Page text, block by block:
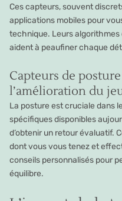
Ces capteurs, souvent
applications mobiles pour
technique. Leurs
aident à peaufiner chaque
Capteurs de
l’amélioration du
La posture est cruciale dans
spécifiques disponibles
d’obtenir un retour évaluatif.
dont vous vous tenez et
conseils personnalisés pour
équilibre.